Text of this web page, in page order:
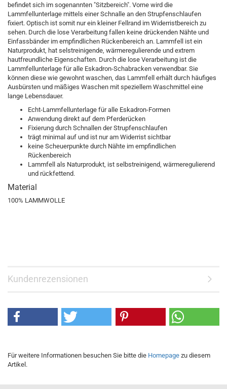
befindet sich im sogenannten "Sitzbereich". Vorne wird die
Lammfellunterlage mittels einer Schnalle an den Strupfenschlaufen
fixiert. Optisch ist somit nur ein kleiner Fellrand im Widerristbereich zu
sehen. Durch die lose Verarbeitung fallen keine drückenden Nähte und
Einfassbänder im empfindlichen Rückenbereich an. Lammfell ist ein
Naturprodukt, hat selstreinigende, wärmeregulierende und extrem
hautfreundliche Eigenschaften. Durch die lose Verarbeitung ist die
Lammfellunterlage für alle Eskadron-Schabracken verwendbar. Sie
können diese wie gewohnt waschen, das Lammfell erhält durch häufiges
Ausbürsten und mäßiges Waschen mit speziellem Waschmittel eine
lange Lebensdauer.
Echt-Lammfellunterlage für alle Eskadron-Formen
Anwendung direkt auf dem Pferderücken
Fixierung durch Schnallen der Strupfenschlaufen
trägt minimal auf und ist nur am Widerrist sichtbar
keine Scheuerpunkte durch Nähte im empfindlichen
Rückenbereich
Lammfell als Naturprodukt, ist selbstreinigend, wärmeregulierend
und rückfettend.
Material
100% LAMMWOLLE
Kundenrezensionen
Für weitere Informationen besuchen Sie bitte die Homepage zu diesem
Artikel.